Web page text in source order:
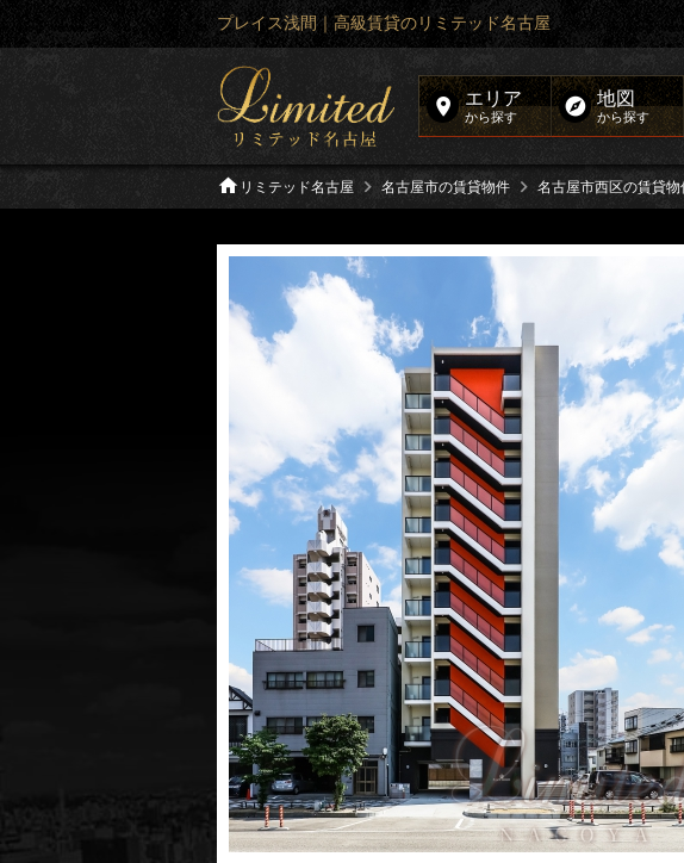
プレイス浅間｜高級賃貸のリミテッド名古屋
エリア
から探す
地図
から探す
リミテッド名古屋 名古屋市の賃貸物件 名古屋市西区の賃貸物